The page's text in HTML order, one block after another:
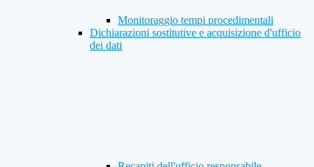
Monitoraggio tempi procedimentali
Dichiarazioni sostitutive e acquisizione d'ufficio
dei dati